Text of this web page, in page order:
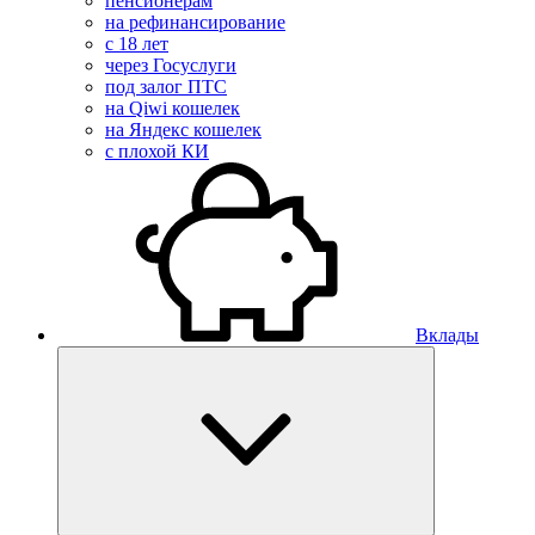
на рефинансирование
с 18 лет
через Госуслуги
под залог ПТС
на Qiwi кошелек
на Яндекс кошелек
с плохой КИ
Вклады